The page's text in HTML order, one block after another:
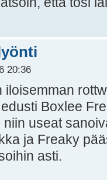
20:36
Boxlee
useat
ja Freaky
asti.